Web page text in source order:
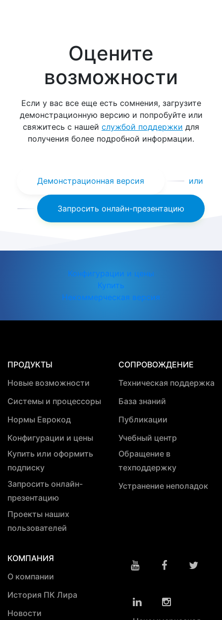
Оцените
возможности
Если у вас все еще есть сомнения, загрузите
демонстрационную версию и попробуйте или
свяжитесь с нашей службой поддержки для
получения более подробной информации.
Демонстрационная версия или
Запросить онлайн-презентацию
Конфигурации и цены
Купить
Некоммерческая версия
ПРОДУКТЫ
Новые возможности
Системы и процессоры
Нормы Еврокод
Конфигурации и цены
Купить или оформить
подписку
Запросить онлайн-
презентацию
Проекты наших
пользователей
СОПРОВОЖДЕНИЕ
Техническая поддержка
База знаний
Публикации
Учебный центр
Обращение в
техподдержку
Устранение неполадок
КОМПАНИЯ
О компании
История ПК Лира
Новости